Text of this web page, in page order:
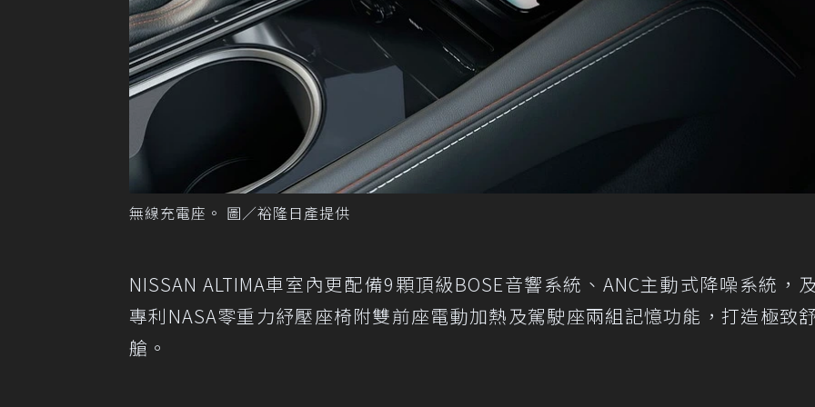
無線充電座。 圖／裕隆日產提供
NISSAN ALTIMA車室內更配備9顆頂級BOSE音響系統、ANC主動式降噪系統，
專利NASA零重力紓壓座椅附雙前座電動加熱及駕駛座兩組記憶功能，打造極致
艙。